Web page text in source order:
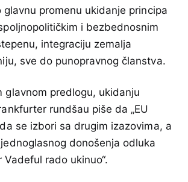
glavnu promenu ukidanje principa
i bezbednosnim
integraciju zemalja
sve do punopravnog članstva.
glavnom predlogu, ukidanju
rundšau piše da „EU
se izbori sa drugim izazovima, a
donošenja odluka
rado ukinuo“.